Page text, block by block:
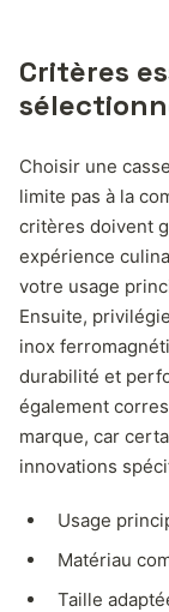
Critères
Choisir une
limite pas à la
critères doivent
expérience
votre usage
Ensuite,
inox
durabilité et
également
marque, car
innovations
Usage
Matériau
Taille